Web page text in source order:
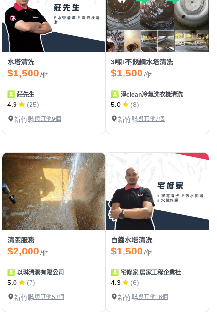
水塔清洗
$1,500/個
莊先生
4.9
(25)
新竹縣與其他9個
3噸↓不銹鋼水塔清洗
$1,500/個
淨clean冷氣洗衣機清洗
5.0
(8)
新竹縣與其他7個
清潔服務
$2,000/個
以琳清潔有限公司
5.0
(7)
新竹縣與其他53個
白鐵水塔清洗
$1,500/個
宅修家 居家工程企業社
4.3
(6)
新竹縣與其他16個